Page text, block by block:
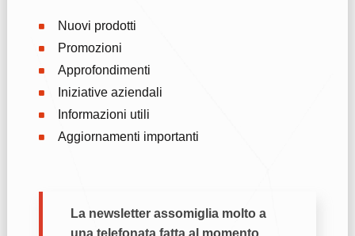
Nuovi prodotti
Promozioni
Approfondimenti
Iniziative aziendali
Informazioni utili
Aggiornamenti importanti
La newsletter assomiglia molto a
una telefonata fatta al momento